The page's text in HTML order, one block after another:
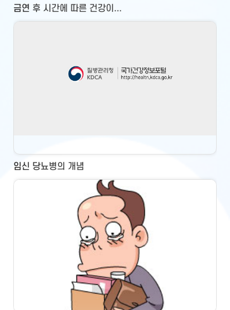
금연 후 시간에 따른 건강이...
임신 당뇨병의 개념